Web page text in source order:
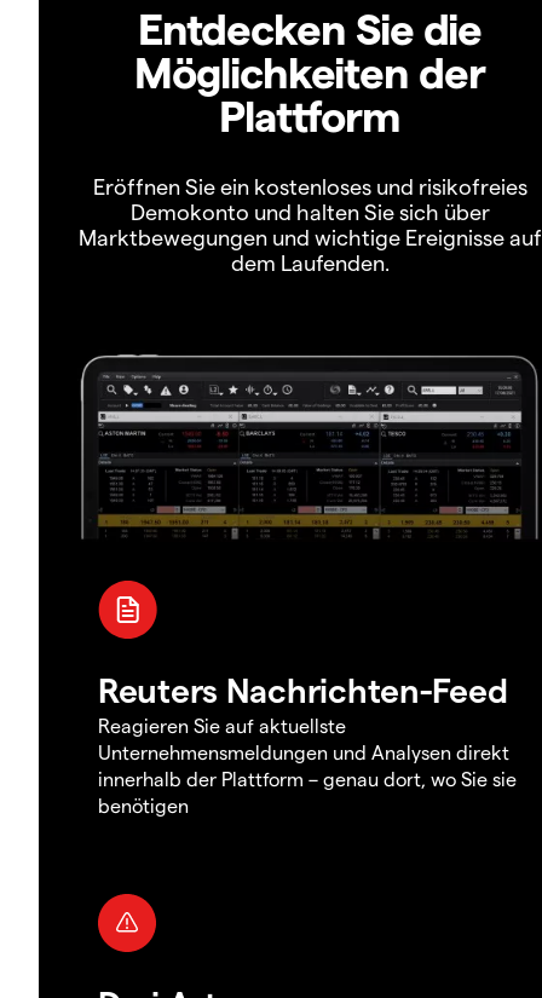
Entdecken Sie die
Möglichkeiten der
Plattform
Eröffnen Sie ein kostenloses und risikofreies
Demokonto und halten Sie sich über
Marktbewegungen und wichtige Ereignisse auf
dem Laufenden.
Reuters Nachrichten-Feed
Reagieren Sie auf aktuellste
Unternehmensmeldungen und Analysen direkt
innerhalb der Plattform – genau dort, wo Sie sie
benötigen